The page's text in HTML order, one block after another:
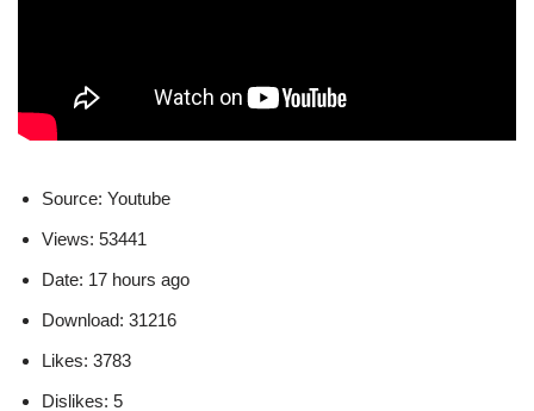
Source: Youtube
Views: 53441
Date: 17 hours ago
Download: 31216
Likes: 3783
Dislikes: 5